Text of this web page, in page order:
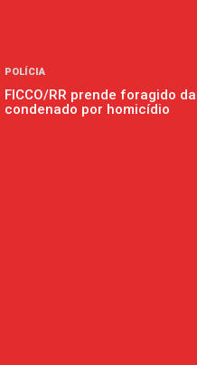
POLÍCIA
FICCO/RR prende foragido
condenado por homicídio